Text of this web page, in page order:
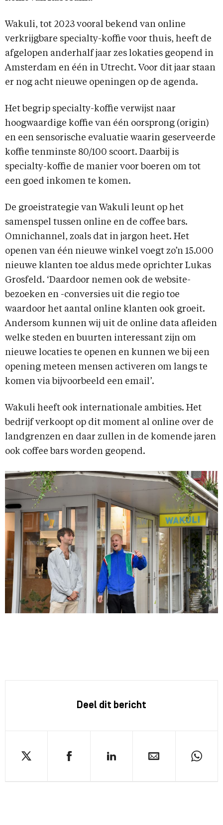
Wakuli, tot 2023 vooral bekend van online
verkrijgbare specialty-koffie voor thuis, heeft de
afgelopen anderhalf jaar zes lokaties geopend in
Amsterdam en één in Utrecht. Voor dit jaar staan
er nog acht nieuwe openingen op de agenda.
Het begrip specialty-koffie verwijst naar
hoogwaardige koffie van één oorsprong (origin)
en een sensorische evaluatie waarin geserveerde
koffie tenminste 80/100 scoort. Daarbij is
specialty-koffie de manier voor boeren om tot
een goed inkomen te komen.
De groeistrategie van Wakuli leunt op het
samenspel tussen online en de coffee bars.
Omnichannel, zoals dat in jargon heet. Het
openen van één nieuwe winkel voegt zo’n 15.000
nieuwe klanten toe aldus mede oprichter Lukas
Grosfeld. ‘Daardoor nemen ook de website-
bezoeken en -conversies uit die regio toe
waardoor het aantal online klanten ook groeit.
Andersom kunnen wij uit de online data afleiden
welke steden en buurten interessant zijn om
nieuwe locaties te openen en kunnen we bij een
opening meteen mensen activeren om langs te
komen via bijvoorbeeld een email’.
Wakuli heeft ook internationale ambities. Het
bedrijf verkoopt op dit moment al online over de
landgrenzen en daar zullen in de komende jaren
ook coffee bars worden geopend.
Deel dit bericht